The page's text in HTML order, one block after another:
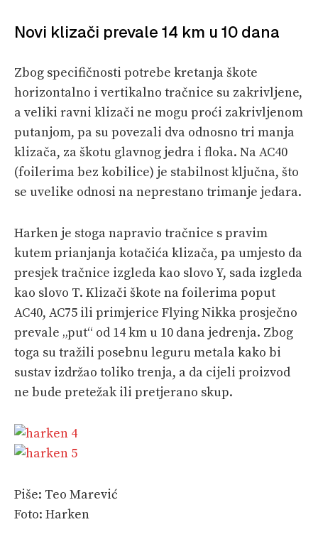
Novi klizači prevale 14 km u 10 dana
Zbog specifičnosti potrebe kretanja škote
horizontalno i vertikalno tračnice su zakrivljene,
a veliki ravni klizači ne mogu proći zakrivljenom
putanjom, pa su povezali dva odnosno tri manja
klizača, za škotu glavnog jedra i floka. Na AC40
(foilerima bez kobilice) je stabilnost ključna, što
se uvelike odnosi na neprestano trimanje jedara.
Harken je stoga napravio tračnice s pravim
kutem prianjanja kotačića klizača, pa umjesto da
presjek tračnice izgleda kao slovo Y, sada izgleda
kao slovo T. Klizači škote na foilerima poput
AC40, AC75 ili primjerice Flying Nikka prosječno
prevale „put“ od 14 km u 10 dana jedrenja. Zbog
toga su tražili posebnu leguru metala kako bi
sustav izdržao toliko trenja, a da cijeli proizvod
ne bude pretežak ili pretjerano skup.
Piše: Teo Marević
Foto: Harken